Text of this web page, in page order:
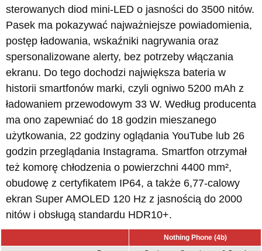
sterowanych diod mini-LED o jasności do 3500 nitów.
Pasek ma pokazywać najważniejsze powiadomienia,
postęp ładowania, wskaźniki nagrywania oraz
spersonalizowane alerty, bez potrzeby włączania
ekranu. Do tego dochodzi największa bateria w
historii smartfonów marki, czyli ogniwo 5200 mAh z
ładowaniem przewodowym 33 W. Według producenta
ma ono zapewniać do 18 godzin mieszanego
użytkowania, 22 godziny oglądania YouTube lub 26
godzin przeglądania Instagrama. Smartfon otrzymał
też komorę chłodzenia o powierzchni 4400 mm²,
obudowę z certyfikatem IP64, a także 6,77-calowy
ekran Super AMOLED 120 Hz z jasnością do 2000
nitów i obsługą standardu HDR10+.
Nothing Phone (4b)